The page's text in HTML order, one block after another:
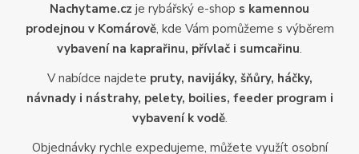
Nachytame.cz je rybářský e-shop s kamennou
prodejnou v Komárově, kde Vám pomůžeme s výběrem
vybavení na kaprařinu, přívlač i sumcařinu.
V nabídce najdete pruty, navijáky, šňůry, háčky,
návnady i nástrahy, pelety, boilies, feeder program i
vybavení k vodě.
Objednávky rychle expedujeme, můžete využít osobní